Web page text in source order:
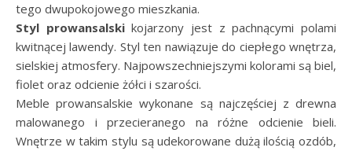
tego dwupokojowego mieszkania.
Styl prowansalskikojarzony jest z pachnącymi polami
kwitnącej lawendy. Styl ten nawiązuje do ciepłego wnętrza,
sielskiej atmosfery. Najpowszechniejszymi kolorami są biel,
fiolet oraz odcienie żółci i szarości.
Meble prowansalskie wykonane są najczęściej z drewna
malowanego i przecieranego na różne odcienie bieli.
Wnętrze w takim stylu są udekorowane dużą ilością ozdób,